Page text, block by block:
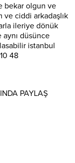
bekar olgun ve
ve ciddi arkadaşlık
ileriye dönük
aynı düsünce
istanbul
48
PAYLAŞ